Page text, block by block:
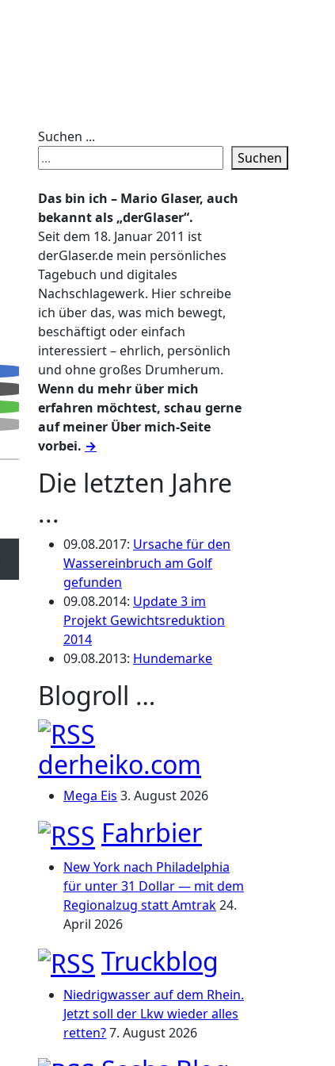
Suchen ...
Suchen
Das bin ich – Mario Glaser, auch
bekannt als „derGlaser“.
Seit dem 18. Januar 2011 ist
derGlaser.de mein persönliches
Tagebuch und digitales
Nachschlagewerk. Hier schreibe
ich über das, was mich bewegt,
beschäftigt oder einfach
interessiert – ehrlich, persönlich
und ohne großes Drumherum.
Wenn du mehr über mich
erfahren möchtest, schau gerne
auf meiner Über mich-Seite
vorbei. →
Die letzten Jahre
...
09.08.2017: Ursache für den
Wassereinbruch am Golf
gefunden
09.08.2014: Update 3 im
Projekt Gewichtsreduktion
2014
09.08.2013: Hundemarke
Blogroll …
derheiko.com
Mega Eis 3. August 2026
Fahrbier
New York nach Philadelphia
für unter 31 Dollar — mit dem
Regionalzug statt Amtrak24.
April 2026
Truckblog
Niedrigwasser auf dem Rhein.
Jetzt soll der Lkw wieder alles
retten?7. August 2026